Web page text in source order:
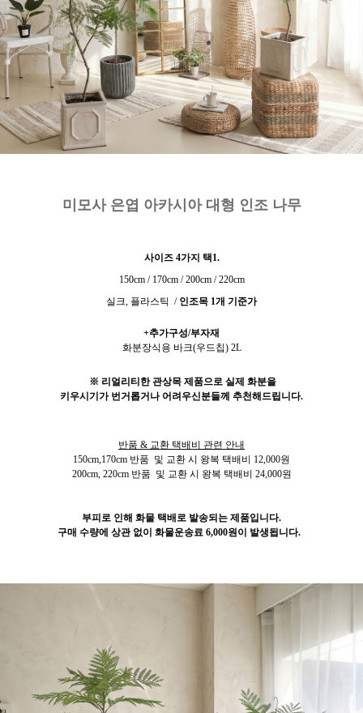
미모사 은엽 아카시아 대형 인조 나무
사이즈 4가지 택1.
150cm / 170cm / 200cm / 220cm
실크, 플라스틱 / 인조목 1개 기준가
+추가구성/부자재
화분장식용 바크(우드칩) 2L
※ 리얼리티한 관상목 제품으로 실제 화분을
키우시기가 번거롭거나 어려우신분들께 추천해드립니다.
반품 & 교환 택배비 관련 안내
150cm,170cm 반품 및 교환 시 왕복 택배비 12,000원
200cm, 220cm 반품 및 교환 시 왕복 택배비 24,000원
부피로 인해 화물 택배로 발송되는 제품입니다.
구매 수량에 상관 없이 화물운송료 6,000원이 발생됩니다.